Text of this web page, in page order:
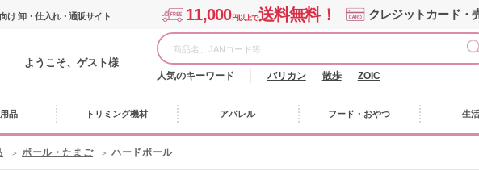
け 卸・仕入れ・通販サイト 11,000円以上で送料無料！ クレジットカード・
ようこそ、ゲスト様
人気のキーワード バリカン 散歩 ZOIC
品 トリミング機材 アパレル フード・おやつ 生
ボール・たまご ハードボール